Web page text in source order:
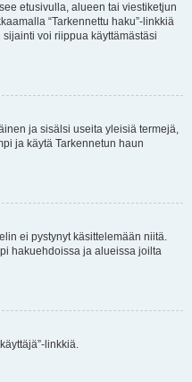
etusivulla, alueen tai viestiketjun
“Tarkennettu haku”-linkkiä
voi riippua käyttämästäsi
ja sisälsi useita yleisiä termejä,
ja käytä Tarkennetun haun
ei pystynyt käsittelemään niitä.
hakuehdoissa ja alueissa joilta
linkkiä.